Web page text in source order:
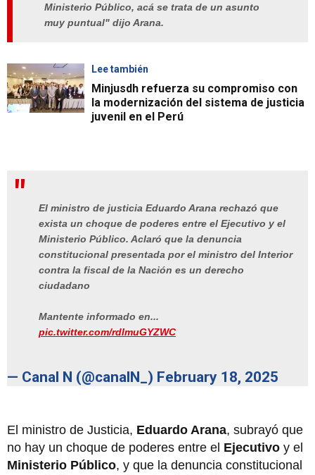
Ministerio Público, acá se trata de un asunto
muy puntual" dijo Arana.
Lee también
Minjusdh refuerza su compromiso con
la modernización del sistema de justicia
juvenil en el Perú
El ministro de justicia Eduardo Arana rechazó que
exista un choque de poderes entre el Ejecutivo y el
Ministerio Público. Aclaró que la denuncia
constitucional presentada por el ministro del Interior
contra la fiscal de la Nación es un derecho
ciudadano
Mantente informado en...
pic.twitter.com/rdlmuGYZWC
— Canal N (@canalN_) February 18, 2025
El ministro de Justicia, Eduardo Arana, subrayó que
no hay un choque de poderes entre el Ejecutivo y el
Ministerio Público, y que la denuncia constitucional